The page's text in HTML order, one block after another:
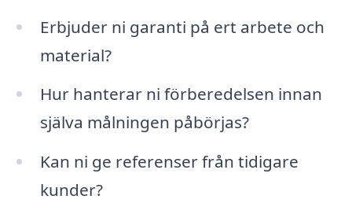
Erbjuder ni garanti på ert arbete och
material?
Hur hanterar ni förberedelsen innan
själva målningen påbörjas?
Kan ni ge referenser från tidigare
kunder?